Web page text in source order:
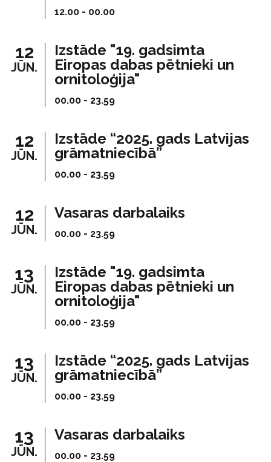
12.00 - 00.00
12
JŪN.
Izstāde "19. gadsimta
Eiropas dabas pētnieki un
ornitoloģija"
00.00 - 23.59
12
JŪN.
Izstāde “2025. gads Latvijas
grāmatniecībā”
00.00 - 23.59
12
JŪN.
Vasaras darbalaiks
00.00 - 23.59
13
JŪN.
Izstāde "19. gadsimta
Eiropas dabas pētnieki un
ornitoloģija"
00.00 - 23.59
13
JŪN.
Izstāde “2025. gads Latvijas
grāmatniecībā”
00.00 - 23.59
13
JŪN.
Vasaras darbalaiks
00.00 - 23.59